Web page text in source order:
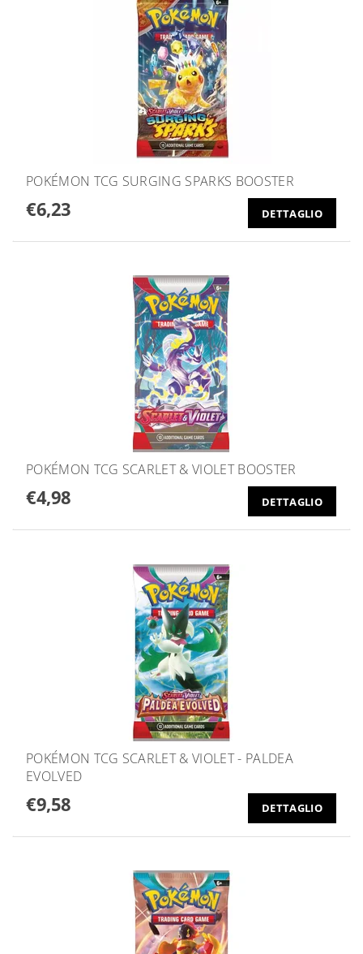
POKÉMON TCG SURGING SPARKS BOOSTER
€6,23 DETTAGLIO
POKÉMON TCG SCARLET & VIOLET BOOSTER
€4,98 DETTAGLIO
POKÉMON TCG SCARLET & VIOLET - PALDEA
EVOLVED
€9,58 DETTAGLIO